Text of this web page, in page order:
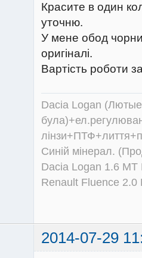
Красите в один
уточню.
У мене обод
оригіналі.
Вартість роботи
Dacia Logan
Синій мінерал.
Dacia Logan 1.6 MT
Renault Fluence
2014-07-29